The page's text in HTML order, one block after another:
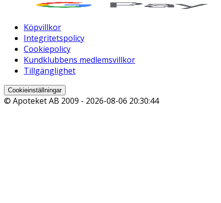
Köpvillkor
Integritetspolicy
Cookiepolicy
Kundklubbens medlemsvillkor
Tillgänglighet
Cookieinställningar
© Apoteket AB 2009 - 2026-08-06 20:30:44